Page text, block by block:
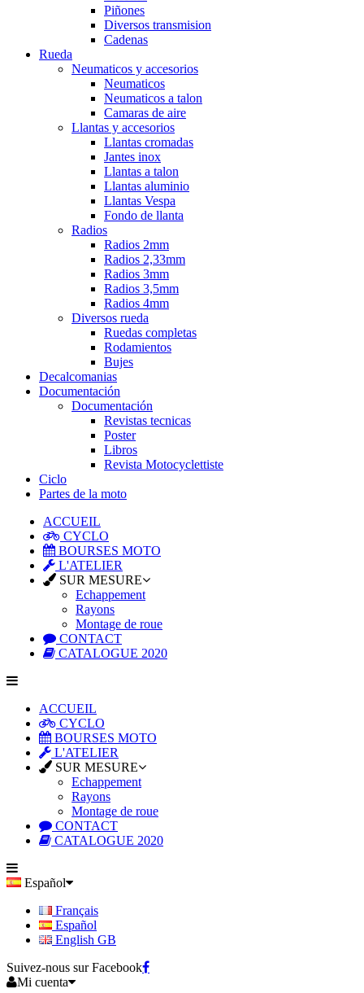
Piñones
Diversos transmision
Cadenas
Rueda
Neumaticos y accesorios
Neumaticos
Neumaticos a talon
Camaras de aire
Llantas y accesorios
Llantas cromadas
Jantes inox
Llantas a talon
Llantas aluminio
Llantas Vespa
Fondo de llanta
Radios
Radios 2mm
Radios 2,33mm
Radios 3mm
Radios 3,5mm
Radios 4mm
Diversos rueda
Ruedas completas
Rodamientos
Bujes
Decalcomanias
Documentación
Documentación
Revistas tecnicas
Poster
Libros
Revista Motocyclettiste
Ciclo
Partes de la moto
ACCUEIL
CYCLO
BOURSES MOTO
L'ATELIER
SUR MESURE
Echappement
Rayons
Montage de roue
CONTACT
CATALOGUE 2020
ACCUEIL
CYCLO
BOURSES MOTO
L'ATELIER
SUR MESURE
Echappement
Rayons
Montage de roue
CONTACT
CATALOGUE 2020
Español
Français
Español
English GB
Suivez-nous sur Facebook
Mi cuenta